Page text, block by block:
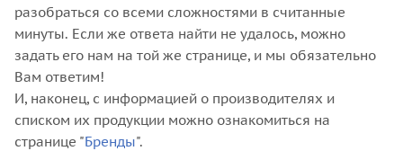
разобраться со всеми сложностями в считанные
минуты. Если же ответа найти не удалось, можно
задать его нам на той же странице, и мы обязательно
Вам ответим!
И, наконец, с информацией о производителях и
списком их продукции можно ознакомиться на
странице "Бренды".